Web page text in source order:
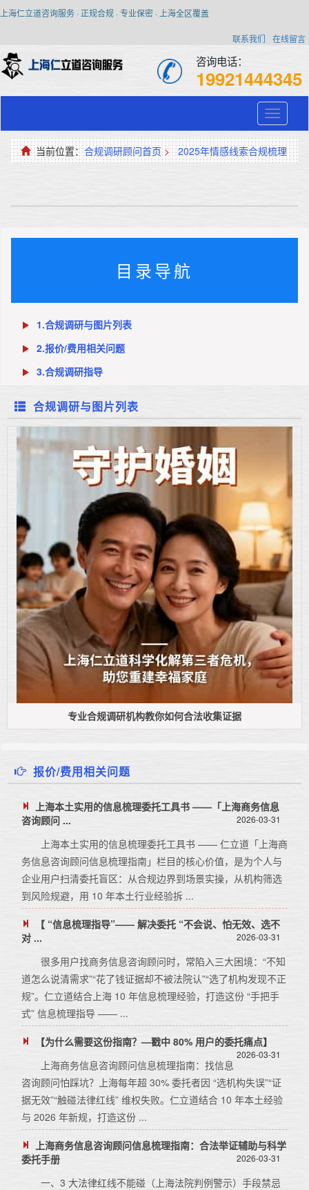
上海仁立道咨询服务 · 正规合规 · 专业保密 · 上海全区覆盖
联系我们 在线留言
咨询电话：
19921444345
Toggle
当前位置：合规调研顾问首页 > 2025年情感线索合规梳理
目录导航
1.合规调研与图片列表
2.报价/费用相关问题
3.合规调研指导
合规调研与图片列表
专业合规调研机构教你如何合法收集证据
报价/费用相关问题
上海本土实用的信息梳理委托工具书 ——「上海商务信息
咨询顾问 ...
2026-03-31
上海本土实用的信息梳理委托工具书 —— 仁立道「上海商
务信息咨询顾问信息梳理指南」栏目的核心价值，是为个人与
企业用户扫清委托盲区：从合规边界到场景实操，从机构筛选
到风险规避，用 10 年本土行业经验拆 ...
【 “信息梳理指导”—— 解决委托 “不会说、怕无效、选不
对 ...
2026-03-31
很多用户找商务信息咨询顾问时，常陷入三大困境：“不知
道怎么说清需求”“花了钱证据却不被法院认”“选了机构发现不正
规”。仁立道结合上海 10 年信息梳理经验，打造这份 “手把手
式” 信息梳理指导 —— ...
【为什么需要这份指南？—戳中 80% 用户的委托痛点】
2026-03-31
上海商务信息咨询顾问信息梳理指南：找信息
咨询顾问怕踩坑？上海每年超 30% 委托者因 “选机构失误”“证
据无效”“触碰法律红线” 维权失败。仁立道结合 10 年本土经验
与 2026 年新规，打造这份 ...
上海商务信息咨询顾问信息梳理指南：合法举证辅助与科学
委托手册
2026-03-31
一、3 大法律红线不能碰（上海法院判例警示）手段禁忌